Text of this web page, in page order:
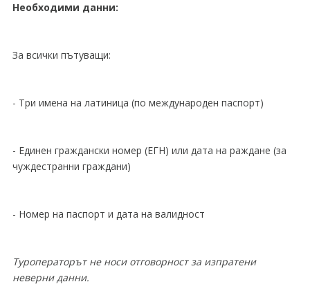
Необходими данни:
За всички пътуващи:
- Три имена на латиница (по международен паспорт)
- Единен граждански номер (ЕГН) или дата на раждане (за
чуждестранни граждани)
- Номер на паспорт и дата на валидност
Туроператорът не носи отговорност за изпратени
неверни данни.